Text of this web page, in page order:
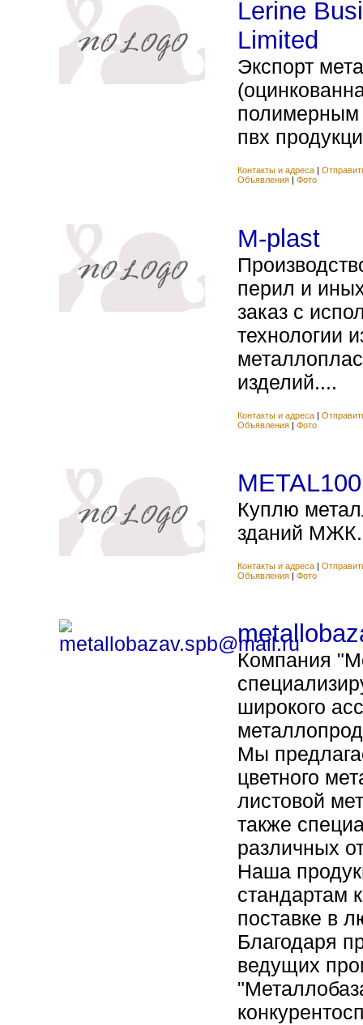
Lerine
Limited
Экспорт
пвх
Контакты и адреса
Объявления
Фото
M-plast
перил и
заказ с
технологии
изделий....
Контакты и адреса |
Объявления | Фото
METAL100
Куплю
зданий
Контакты и адреса |
Объявления | Фото
Компания
широкого
Мы
цветного
листовой
также
различных
Наша
стандартам
поставке в
Благодаря
ведущих